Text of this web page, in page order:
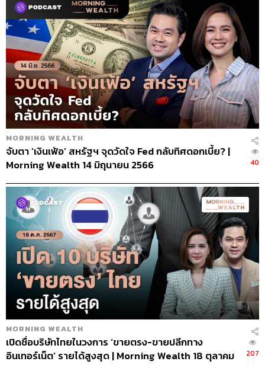
MORNING WEALTH
จับตา ‘เงินเฟ้อ’ สหรัฐฯ จุดวัดใจ Fed กลับทิศดอกเบี้ย? |
Morning Wealth 14 มิถุนายน 2566
40
MORNING WEALTH
เปิดชื่อบริษัทไทยในวงการ ‘ขายตรง-ขายปลีกทาง
อินเทอร์เน็ต’ รายได้สูงสุด | Morning Wealth 18 ตุลาคม
207